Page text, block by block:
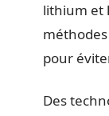
lithium et
pour
Des